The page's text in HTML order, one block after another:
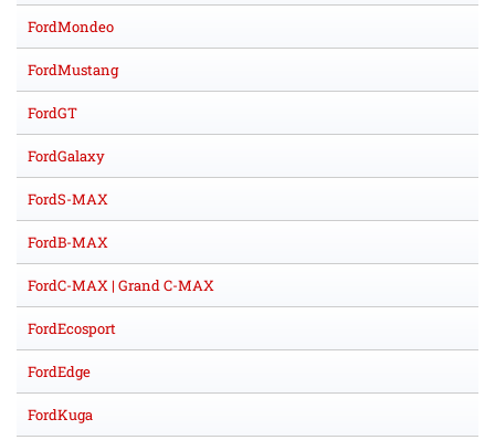
FordMondeo
FordMustang
FordGT
FordGalaxy
FordS-MAX
FordB-MAX
FordC-MAX | Grand C-MAX
FordEcosport
FordEdge
FordKuga